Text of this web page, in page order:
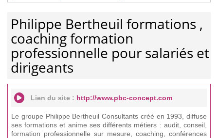
Philippe Bertheuil formations ,
coaching formation
professionnelle pour salariés et
dirigeants
Lien du site : http://www.pbc-concept.com
Le groupe Philippe Bertheuil Consultants créé en 1993, diffuse
ses formations et anime ses différents métiers : audit, conseil,
formation professionnelle sur mesure, coaching, conférences